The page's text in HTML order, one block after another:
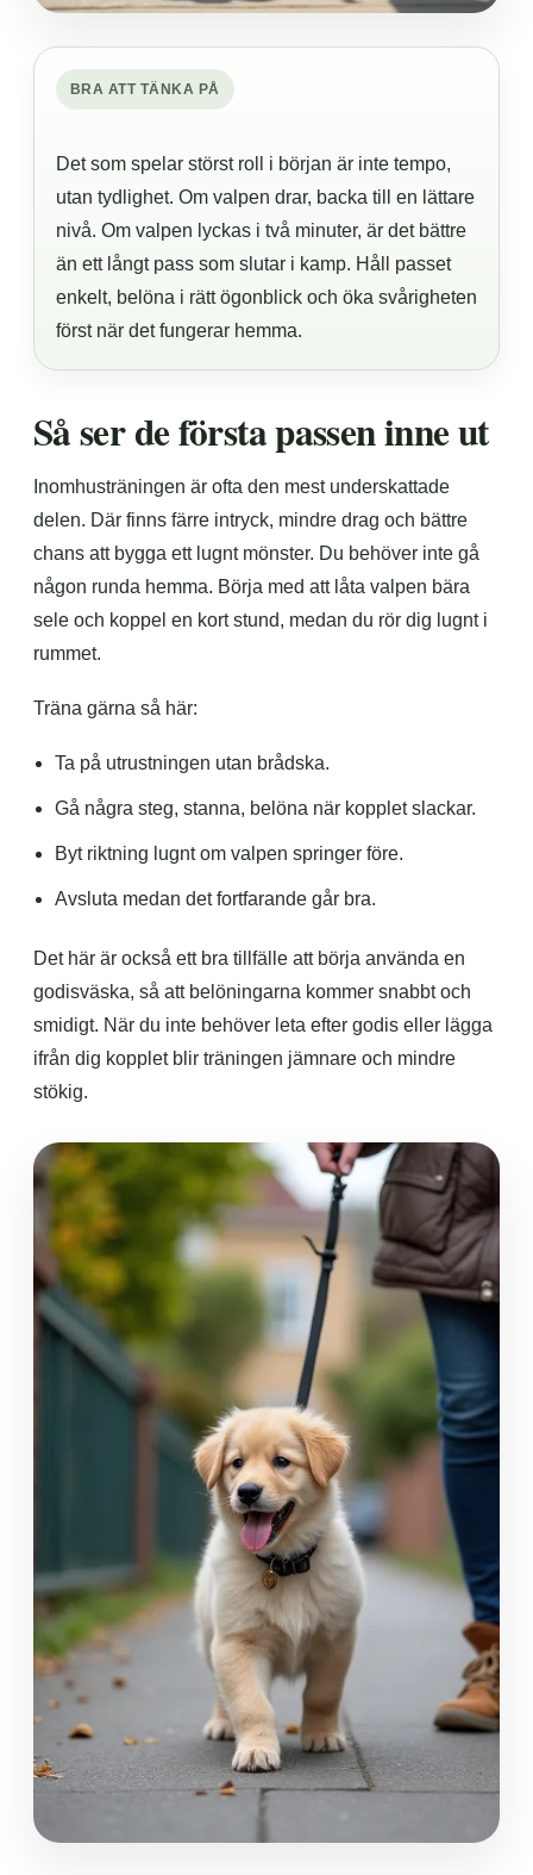
BRA ATT TÄNKA PÅ
Det som spelar störst roll i början är inte tempo,
utan tydlighet. Om valpen drar, backa till en lättare
nivå. Om valpen lyckas i två minuter, är det bättre
än ett långt pass som slutar i kamp. Håll passet
enkelt, belöna i rätt ögonblick och öka svårigheten
först när det fungerar hemma.
Så ser de första passen inne ut
Inomhusträningen är ofta den mest underskattade
delen. Där finns färre intryck, mindre drag och bättre
chans att bygga ett lugnt mönster. Du behöver inte gå
någon runda hemma. Börja med att låta valpen bära
sele och koppel en kort stund, medan du rör dig lugnt i
rummet.
Träna gärna så här:
Ta på utrustningen utan brådska.
Gå några steg, stanna, belöna när kopplet slackar.
Byt riktning lugnt om valpen springer före.
Avsluta medan det fortfarande går bra.
Det här är också ett bra tillfälle att börja använda en
godisväska, så att belöningarna kommer snabbt och
smidigt. När du inte behöver leta efter godis eller lägga
ifrån dig kopplet blir träningen jämnare och mindre
stökig.